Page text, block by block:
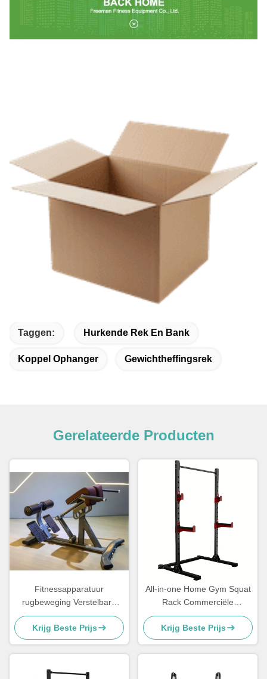
Taggen: Hurkende Rek En Bank
Koppel Ophanger Gewichtheffingsrek
Gerelateerde Producten
Fitnessapparatuur
rugbeweging Verstelbare
rugverlenging Romeinse
stoel
Krijg Beste Prijs
All-in-one Home Gym Squat
Rack Commerciële
fitnessapparatuur Plaat
geladen machines
Krijg Beste Prijs